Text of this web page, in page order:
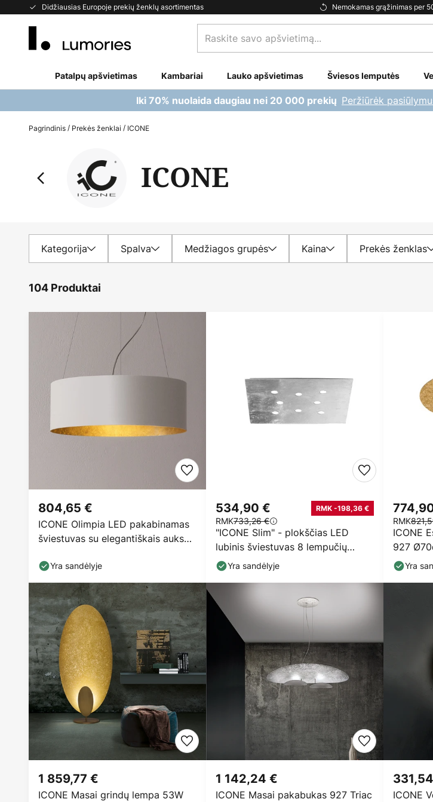
Didžiausias Europoje prekių ženklų asortimentas Nemokamas grąžinimas per
Skip
savo
Patalpų apšvietimas Kambariai Lauko apšvietimas Šviesos lemputės
Iki 70% nuolaida daugiau nei 20 000 prekių Peržiūrėk
Pagrindinis Prekės ženklai ICONE
ICONE
Kategorija Spalva Medžiagos grupės Kaina Prekės ženklas
104 Produktai
ICONE Olimpia LED pakabinamas
šviestuvas su elegantiškais aukso
804,65 €
Yra sandėlyje
"ICONE Slim" - plokščias LED
lubinis šviestuvas 8 lempučių
baltos spalvos
534,90 € RMK -198,36 €
RMK733,26 €
Yra sandėlyje
ICONE
927
RMK
Yra
ICONE Masai grindų lempa 53W
1 859,77 €
ICONE Masai pakabukas 927 Triac
1 142,24 €
ICONE